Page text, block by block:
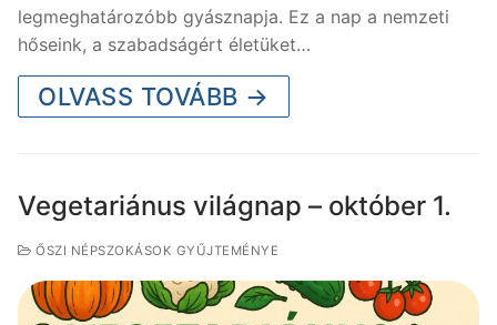
legmeghatározóbb gyásznapja. Ez a nap a nemzeti
hőseink, a szabadságért életüket…
OLVASS TOVÁBB →
Vegetariánus világnap – október 1.
ŐSZI NÉPSZOKÁSOK GYŰJTEMÉNYE